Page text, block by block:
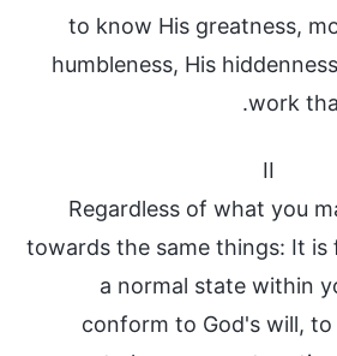
to know His greatness,
humbleness, His
work
II
Regardless of what you
towards the same things: It is
a normal state within
conform to God's will,